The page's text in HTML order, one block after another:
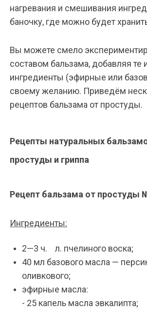
нагревания и смешивания
баночку, где можно будет
Вы можете смело
составом бальзама, добавляя те
ингредиенты (эфирные или
своему желанию. Приведём
рецептов бальзама от простуды.
Рецепты натуральных
простуды и гриппа
Рецепт бальзама от простуды
Ингредиенты:
2—3 ч.
л. пчелиного воска;
40 мл базового масла —
оливкового;
эфирные масла:
- 25 капель масла эвкалипта;